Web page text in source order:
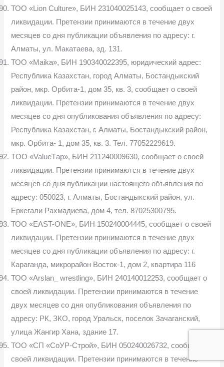
ТОО «Lion Culture», БИН 231040025143, сообщает о своей
ликвидации. Претензии принимаются в течение двух
месяцев со дня публикации объявления по адресу: г.
Алматы, ул. Макатаева, зд. 131.
ТОО «Maika», БИН 190340022395, юридический адрес:
Республика Казахстан, город Алматы, Бостандыкский
район, мкр. Орбита-1, дом 35, кв. 3, сообщает о своей
ликвидации. Претензии принимаются в течение двух
месяцев со дня опубликования объявления по адресу:
Республика Казахстан, г. Алматы, Бостандыкский район,
мкр. Орбита- 1, дом 35, кв. 3. Тел. 77052229619.
TOO «ValueTар», БИН 211240009630, сообщает о своей
ликвидации. Претензии принимаются в течение двух
месяцев со дня публикации настоящего объявления по
адресу: 050023, г. Алматы, Бостандыкский район, ул.
Еркегали Рахмадиева, дом 4, тел. 87025300795.
ТОО «EAST-ONE», БИН 150240004445, сообщает о своей
ликвидации. Претензии принимаются в течение двух
месяцев со дня публикации объявления по адресу: г.
Караганда, микрорайон Восток-1, дом 2, квартира 116
ТОО «Arslan_ wrestling», БИН 240140012253, сообщает о
своей ликвидации. Претензии принимаются в течение
двух месяцев со дня опубликования объявления по
адресу: РК, ЗКО, город Уральск, поселок Зачаганский,
улица Жангир Хана, здание 17.
ТОО «СП «СоУР-Строй», БИН 050240026732, сообщает о
своей ликвидации. Претензии принимаются в течение